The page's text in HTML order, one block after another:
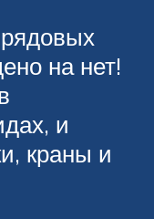
на нет!
и
краны и